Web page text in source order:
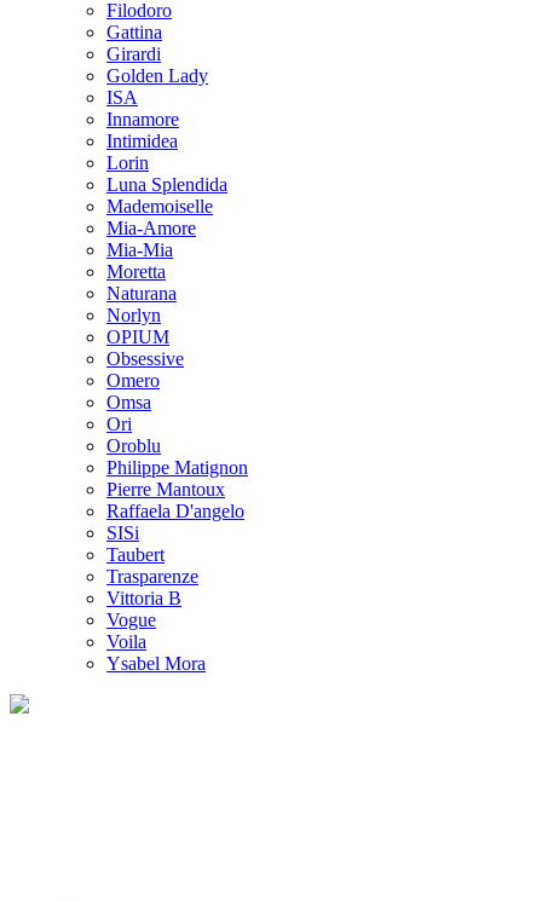
Filodoro
Gattina
Girardi
Golden Lady
ISA
Innamore
Intimidea
Lorin
Luna Splendida
Mademoiselle
Mia-Amore
Mia-Mia
Moretta
Naturana
Norlyn
OPIUM
Obsessive
Omero
Omsa
Ori
Oroblu
Philippe Matignon
Pierre Mantoux
Raffaela D'angelo
SISi
Taubert
Trasparenze
Vittoria B
Vogue
Voila
Ysabel Mora